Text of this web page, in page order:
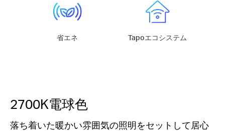
省エネ Tapoエコシステム
2700K電球色
落ち着いた暖かい雰囲気の照明をセットして居心